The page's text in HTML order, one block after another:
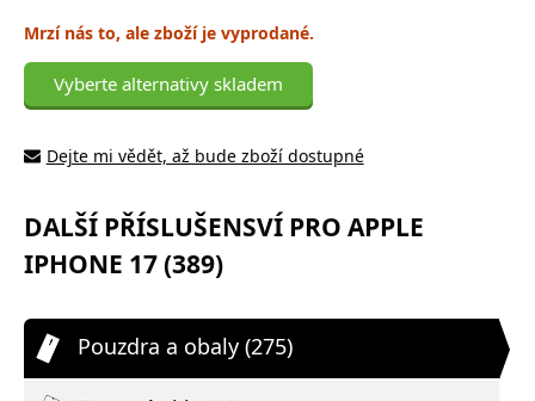
Mrzí nás to, ale zboží je vyprodané.
Vyberte alternativy skladem
Dejte mi vědět, až bude zboží dostupné
DALŠÍ PŘÍSLUŠENSVÍ PRO APPLE
IPHONE 17 (389)
Pouzdra a obaly (275)